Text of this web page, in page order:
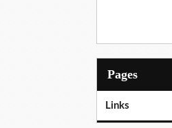
Pages
Links